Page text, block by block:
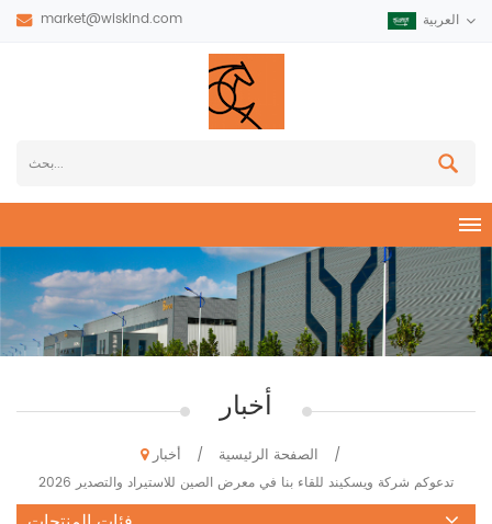
market@wiskind.com العربية
أخبار
الصفحة الرئيسية / أخبار
/
تدعوكم شركة ويسكيند للقاء بنا في معرض الصين للاستيراد والتصدير 2026